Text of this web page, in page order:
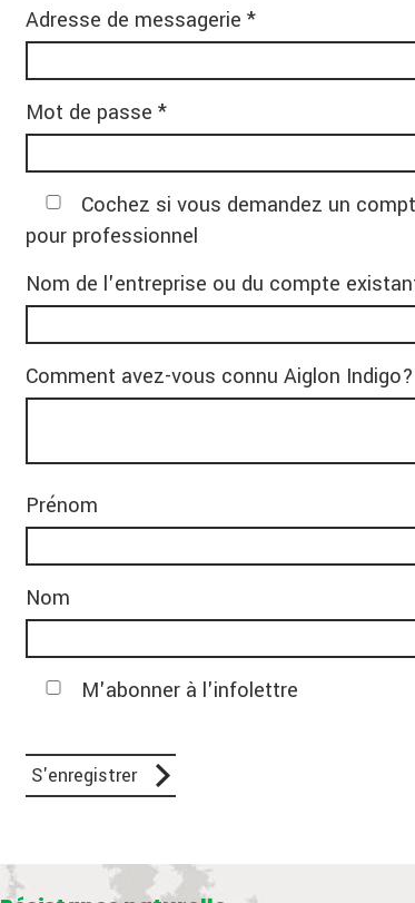
Adresse de messagerie *
Mot de passe *
Cochez si vous demandez un
pour professionnel
Nom de l'entreprise ou du compte
Comment avez-vous connu Aiglon Indigo?
Prénom
Nom
M'abonner à l'infolettre